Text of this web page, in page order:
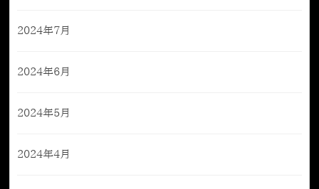
2024年7月
2024年6月
2024年5月
2024年4月